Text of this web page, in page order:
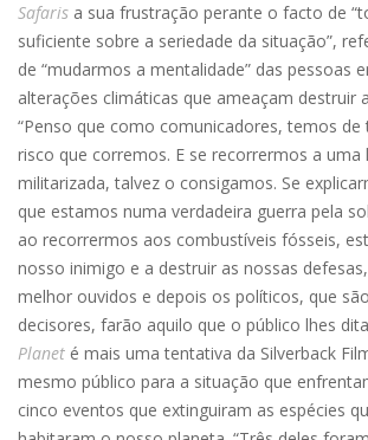
Safaris a sua frustração perante o facto de
suficiente sobre a seriedade da situação”,
de “mudarmos a mentalidade” das pessoas
alterações climáticas que ameaçam destruir
“Penso que como comunicadores, temos
risco que corremos. E se recorrermos a uma
militarizada, talvez o consigamos. Se
que estamos numa verdadeira guerra pela
ao recorrermos aos combustíveis fósseis,
nosso inimigo e a destruir as nossas
melhor ouvidos e depois os políticos, que
decisores, farão aquilo que o público lhes
Planet é mais uma tentativa da Silverback
mesmo público para a situação que
cinco eventos que extinguiram as espécies